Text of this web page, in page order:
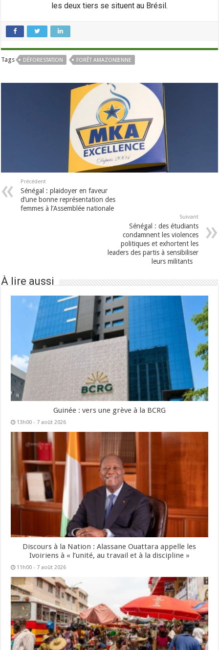
les deux tiers se situent au Brésil.
Tags DÉFORESTATION FORÊT AMAZONIENNE
Précédent
Sénégal : plaidoyer en faveur
d’une bonne représentation des
femmes à l’Assemblée nationale
Suivant
Sénégal : des étudiants
condamnent les violences
politiques et exhortent les
leaders des partis à sensibiliser
leurs militants
À lire aussi
Guinée : vers une grève à la BCRG
13h00 - 7 août 2026
Discours à la Nation : Alassane Ouattara appelle les
Ivoiriens à « l’unité, au travail et à la discipline »
11h00 - 7 août 2026